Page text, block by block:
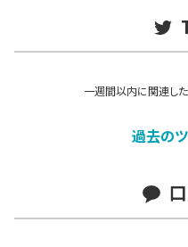
一週間以内に関連し
過去の